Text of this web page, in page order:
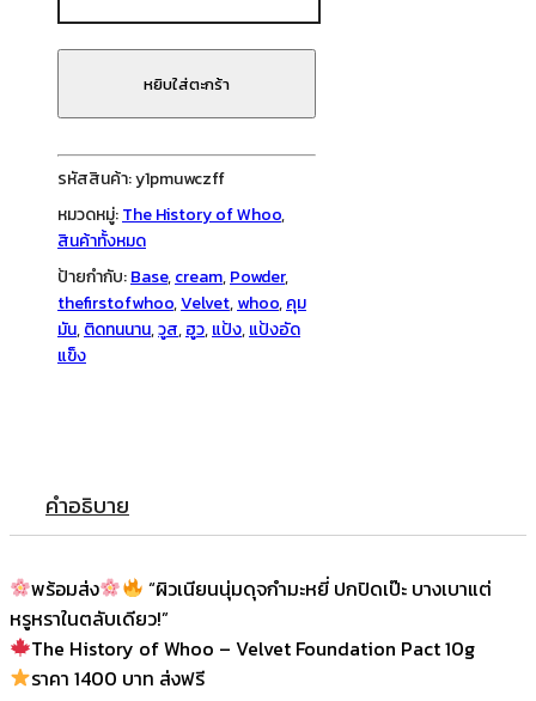
History
of
Whoo
-
Foundation
10g
หยิบใส่ตะกร้า
รหัสสินค้า:y1pmuwczff
หมวดหมู่:The History of Whoo,
สินค้าทั้งหมด
ป้ายกำกับ:Base,cream,Powder,
thefirstofwhoo,Velvet,whoo,คุม
มัน,ติดทนนาน,วูส,ฮูว,แป้ง,แป้งอัด
แข็ง
คำอธิบาย
พร้อมส่ง
“ผิวเนียนนุ่มดุจกำมะหยี่ ปกปิดเป๊ะ บางเบาแต่
หรูหราในตลับเดียว!”
The History of Whoo – Velvet Foundation Pact 10g
ราคา 1400 บาท ส่งฟรี